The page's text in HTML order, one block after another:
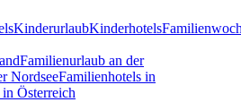
KinderurlaubKinderhotels
Familienurlaub an der
NordseeFamilienhotels in
Österreich